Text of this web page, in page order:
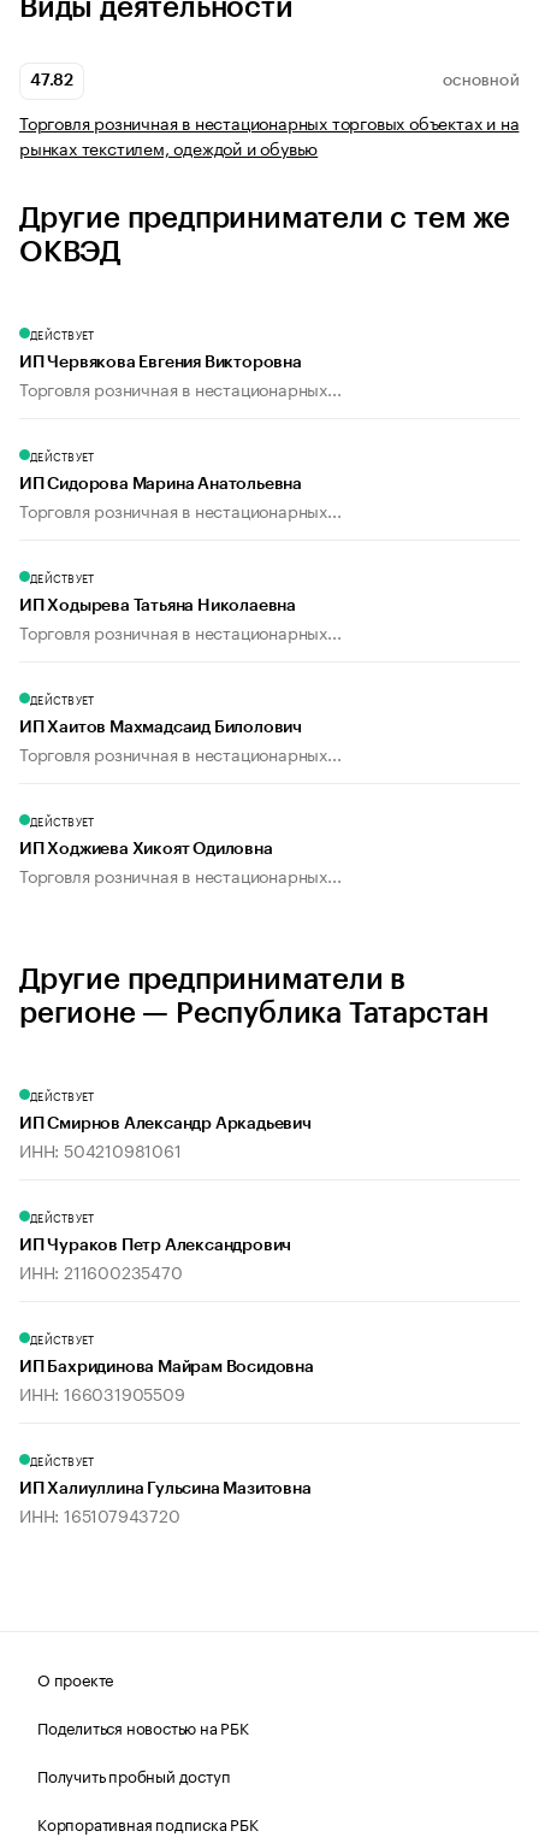
Виды деятельности
47.82 ОСНОВНОЙ
Торговля розничная в нестационарных торговых объектах и на
рынках текстилем, одеждой и обувью
Другие предприниматели с тем же
ОКВЭД
ДЕЙСТВУЕТ
ИП Червякова Евгения Викторовна
Торговля розничная в нестационарных...
ДЕЙСТВУЕТ
ИП Сидорова Марина Анатольевна
Торговля розничная в нестационарных...
ДЕЙСТВУЕТ
ИП Ходырева Татьяна Николаевна
Торговля розничная в нестационарных...
ДЕЙСТВУЕТ
ИП Хаитов Махмадсаид Билолович
Торговля розничная в нестационарных...
ДЕЙСТВУЕТ
ИП Ходжиева Хикоят Одиловна
Торговля розничная в нестационарных...
Другие предприниматели в
регионе — Республика Татарстан
ДЕЙСТВУЕТ
ИП Смирнов Александр Аркадьевич
ИНН: 504210981061
ДЕЙСТВУЕТ
ИП Чураков Петр Александрович
ИНН: 211600235470
ДЕЙСТВУЕТ
ИП Бахридинова Майрам Восидовна
ИНН: 166031905509
ДЕЙСТВУЕТ
ИП Халиуллина Гульсина Мазитовна
ИНН: 165107943720
О проекте
Поделиться новостью на РБК
Получить пробный доступ
Корпоративная подписка РБК